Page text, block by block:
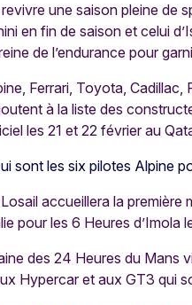
une saison pleine de
en fin de saison et celui
de l’endurance pour
Ferrari, Toyota,
à la liste des
les 21 et 22 février au
sont les six pilotes Alpine
accueillera la
pour les 6 Heures
des 24 Heures du Mans
Hypercar et aux GT3 qui